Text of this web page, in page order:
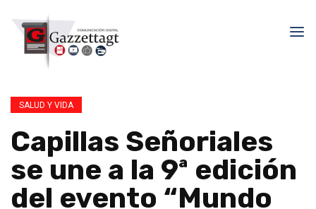
SALUD Y VIDA
Capillas Señoriales
se une a la 9ª edición
del evento “Mundo